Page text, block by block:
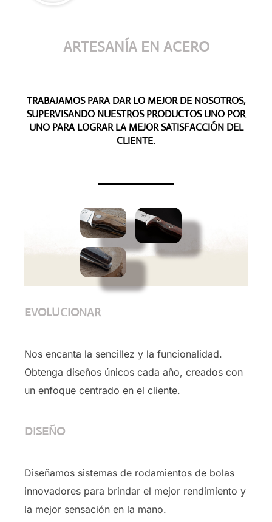
ARTESANÍA EN ACERO
TRABAJAMOS PARA DAR LO MEJOR DE NOSOTROS,
SUPERVISANDO NUESTROS PRODUCTOS UNO POR
UNO PARA LOGRAR LA MEJOR SATISFACCIÓN DEL
CLIENTE.
EVOLUCIONAR
Nos encanta la sencillez y la funcionalidad.
Obtenga diseños únicos cada año, creados con
un enfoque centrado en el cliente.
DISEÑO
Diseñamos sistemas de rodamientos de bolas
innovadores para brindar el mejor rendimiento y
la mejor sensación en la mano.